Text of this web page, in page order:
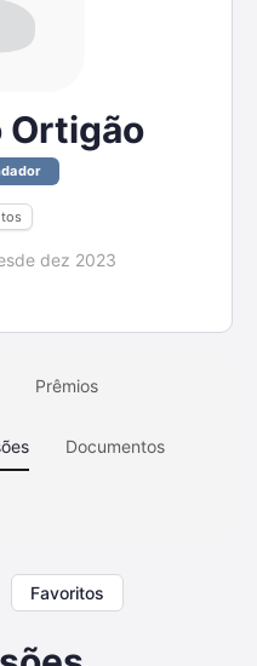
Ortigão
dez 2023
Prêmios
Documentos
Favoritos